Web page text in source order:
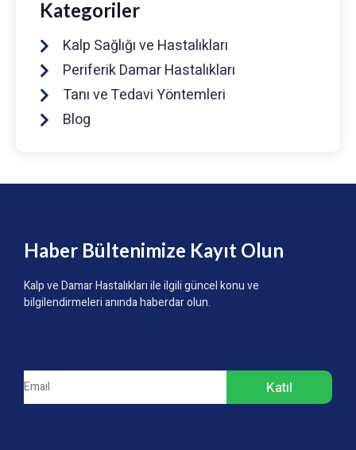
Kategoriler
Kalp Sağlığı ve Hastalıkları
Periferik Damar Hastalıkları
Tanı ve Tedavi Yöntemleri
Blog
Haber Bültenimize Kayıt Olun
Kalp ve Damar Hastalıkları ile ilgili güncel konu ve
bilgilendirmeleri anında haberdar olun.
Katıl